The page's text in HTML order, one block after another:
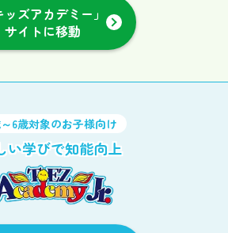
ッズアカデミー」
サイトに移動
6歳対象のお子様向け
い学びで知能向上